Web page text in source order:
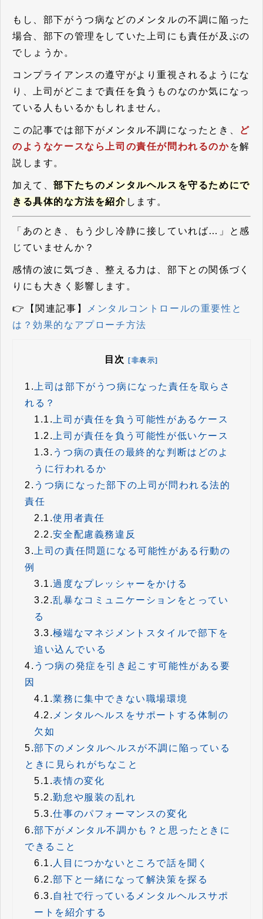
もし、部下がうつ病などのメンタルの不調に陥った
場合、部下の管理をしていた上司にも責任が及ぶの
でしょうか。
コンプライアンスの遵守がより重視されるようにな
り、上司がどこまで責任を負うものなのか気になっ
ている人もいるかもしれません。
この記事では部下がメンタル不調になったとき、
ど
のようなケースなら上司の責任が問われるのかを解
説します。
加えて、部下たちのメンタルヘルスを守るためにで
きる具体的な方法を紹介 します。
「あのとき、もう少し冷静に接していれば…」と感
じていませんか？
感情の波に気づき、整える力は、部下との関係づく
りにも大きく影響します。
👉【関連記事】
メンタルコントロールの重要性と
は？効果的なアプローチ方法
目次 [非表示]
1. 上司は部下がうつ病になった責任を取らさ
れる？
1.1. 上司が責任を負う可能性があるケース
1.2. 上司が責任を負う可能性が低いケース
1.3. うつ病の責任の最終的な判断はどのよ
うに行われるか
2. うつ病になった部下の上司が問われる法的
責任
2.1.使用者責任
2.2.安全配慮義務違反
3. 上司の責任問題になる可能性がある行動の
例
3.1.過度なプレッシャーをかける
3.2.乱暴なコミュニケーションをとってい
る
3.3.極端なマネジメントスタイルで部下を
追い込んでいる
4. うつ病の発症を引き起こす可能性がある要
因
4.1.業務に集中できない職場環境
4.2. メンタルヘルスをサポートする体制の
欠如
5.部下のメンタルヘルスが不調に陥っている
ときに見られがちなこと
5.1.表情の変化
5.2.勤怠や服装の乱れ
5.3.仕事のパフォーマンスの変化
6.部下がメンタル不調かも？と思ったときに
できること
6.1. 人目につかないところで話を聞く
6.2.部下と一緒になって解決策を探る
6.3. 自社で行っているメンタルヘルスサポ
ートを紹介する